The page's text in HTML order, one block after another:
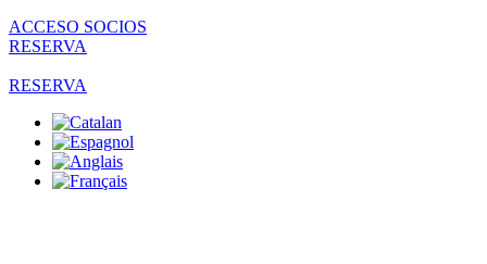
ACCESO SOCIOS
RESERVA
RESERVA